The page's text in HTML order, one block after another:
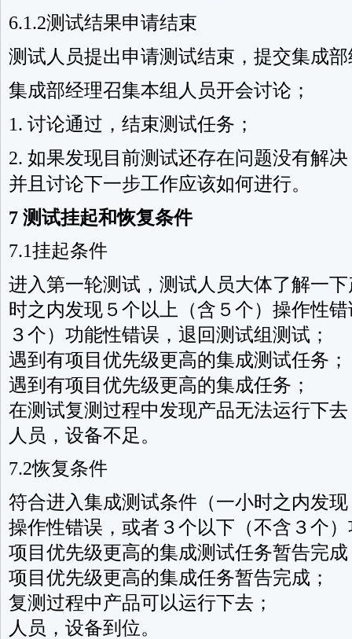
6.1.2测试结果申请结束
测试人员提出申请测试结束，提交集成
集成部经理召集本组人员开会讨论；
1. 讨论通过，结束测试任务；
2. 如果发现目前测试还存在问题没有解
并且讨论下一步工作应该如何进行。
7 测试挂起和恢复条件
7.1挂起条件
进入第一轮测试，测试人员大体了解一
时之内发现５个以上（含５个）操作性
３个）功能性错误，退回测试组测试；
遇到有项目优先级更高的集成测试任务；
遇到有项目优先级更高的集成任务；
在测试复测过程中发现产品无法运行下去
人员，设备不足。
7.2恢复条件
符合进入集成测试条件（一小时之内发
操作性错误，或者３个以下（不含３个
项目优先级更高的集成测试任务暂告完成
项目优先级更高的集成任务暂告完成；
复测过程中产品可以运行下去；
人员，设备到位。